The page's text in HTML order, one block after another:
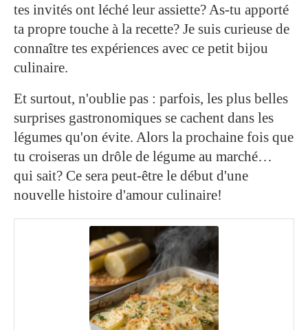
tes invités ont léché leur assiette? As-tu apporté
ta propre touche à la recette? Je suis curieuse de
connaître tes expériences avec ce petit bijou
culinaire.
Et surtout, n'oublie pas : parfois, les plus belles
surprises gastronomiques se cachent dans les
légumes qu'on évite. Alors la prochaine fois que
tu croiseras un drôle de légume au marché…
qui sait? Ce sera peut-être le début d'une
nouvelle histoire d'amour culinaire!